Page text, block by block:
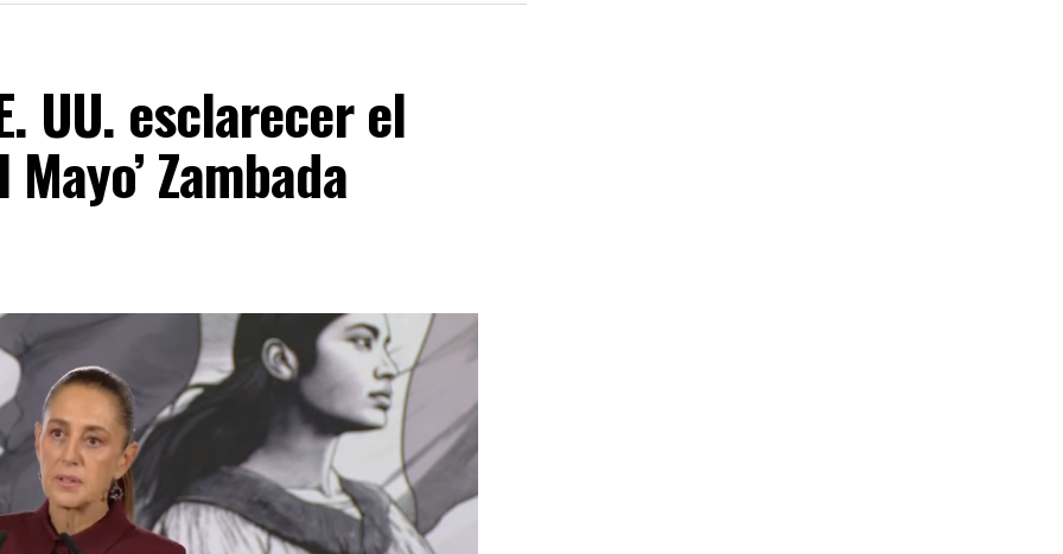
INFORMACIÓN
UU. esclarecer el
Zambada